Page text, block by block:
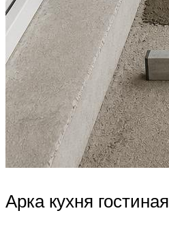
Арка кухня гостиная